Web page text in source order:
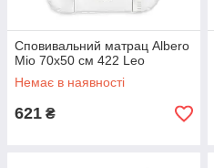
Сповивальний матрац Albero
Mio 70x50 см 422 Leo
Немає в наявності
621 ₴